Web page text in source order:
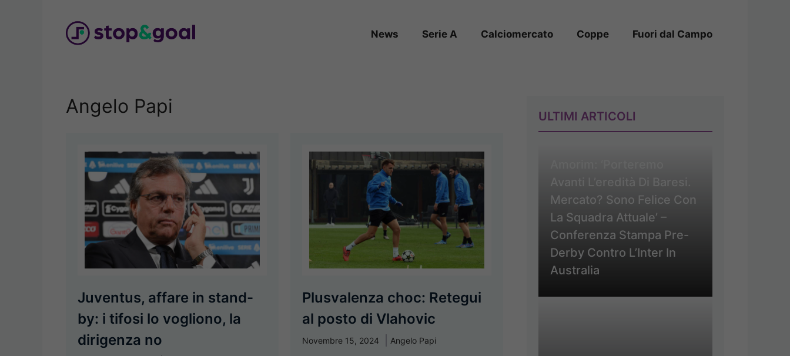
News Serie A Calciomercato Coppe Fuori dal Campo
Angelo Papi
Juventus, affare in stand-
by: i tifosi lo vogliono, la
dirigenza no
Plusvalenza choc: Retegui
al posto di Vlahovic
Novembre 15, 2024 Angelo Papi
ULTIMI ARTICOLI
Avanti L’eredità Di Baresi.
Mercato? Sono Felice Con
La Squadra Attuale’ –
Conferenza Stampa Pre-
Derby Contro L’Inter In
Australia